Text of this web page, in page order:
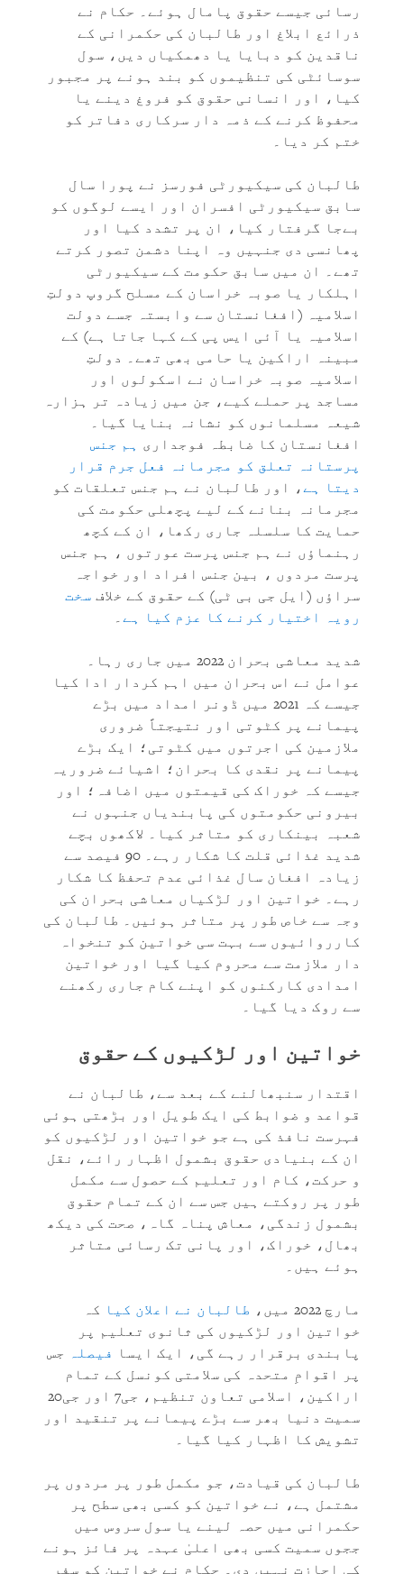
رسائی جیسے حقوق پامال ہوئے۔ حکام نے
ذرائع ابلاغ اور طالبان کی حکمرانی کے
ناقدین کو دبایا یا دھمکیاں دیں، سول
سوسائٹی کی تنظیموں کو بند ہونے پر مجبور
کیا، اور انسانی حقوق کو فروغ دینے یا
محفوظ کرنے کے ذمہ دار سرکاری دفاتر کو
ختم کر دیا۔
طالبان کی سیکیورٹی فورسز نے پورا سال
سابق سیکیورٹی افسران اور ایسے لوگوں کو
بےجا گرفتار کیا، ان پر تشدد کیا اور
پھانسی دی جنہیں وہ اپنا دشمن تصور کرتے
تھے۔ ان میں سابق حکومت کے سیکیورٹی
اہلکار یا صوبہ خراسان کے مسلح گروپ دولتِ
اسلامیہ (افغانستان سے وابستہ جسے دولت
اسلامیہ یا آئی ایس پی کے کہا جاتا ہے) کے
مبینہ اراکین یا حامی بھی تھے۔ دولتِ
اسلامیہ صوبہ خراسان نے اسکولوں اور
مساجد پر حملے کیے، جن میں زیادہ تر ہزارہ
شیعہ مسلمانوں کو نشانہ بنایا گیا۔
افغانستان کا ضابطہ فوجداری ہم جنس
پرستانہ تعلق کو مجرمانہ فعل جرم قرار
دیتا ہے، اور طالبان نے ہم جنس تعلقات کو
مجرمانہ بنانے کے لیے پچھلی حکومت کی
حمایت کا سلسلہ جاری رکھا، ان کے کچھ
رہنماؤں نے ہم جنس پرست عورتوں ، ہم جنس
پرست مردوں ، بین جنس افراد اور خواجہ
سراؤں (ایل جی بی ٹی) کے حقوق کے خلاف سخت
رویہ اختیار کرنے کا عزم کیا ہے۔
شدید معاشی بحران 2022 میں جاری رہا۔
عوامل نے اس بحران میں اہم کردار ادا کیا
جیسے کہ 2021 میں ڈونر امداد میں بڑے
پیمانے پر کٹوتی اور نتیجتاً ضروری
ملازمین کی اجرتوں میں کٹوتی؛ ایک بڑے
پیمانے پر نقدی کا بحران؛ اشیائے ضروریہ
جیسے کہ خوراک کی قیمتوں میں اضافہ؛ اور
بیرونی حکومتوں کی پابندیاں جنہوں نے
شعبہ بینکاری کو متاثر کیا۔ لاکھوں بچے
شدید غذائی قلت کا شکار رہے۔ 90 فیصد سے
زیادہ افغان سال غذائی عدم تحفظ کا شکار
رہے۔ خواتین اور لڑکیاں معاشی بحران کی
وجہ سے خاص طور پر متاثر ہوئیں۔ طالبان کی
کارروائیوں سے بہت سی خواتین کو تنخواہ
دار ملازمت سے محروم کیا گیا اور خواتین
امدادی کارکنوں کو اپنے کام جاری رکھنے
سے روک دیا گیا۔
خواتین اور لڑکیوں کے حقوق
اقتدار سنبھالنے کے بعد سے، طالبان نے
قواعد و ضوابط کی ایک طویل اور بڑھتی ہوئی
فہرست نافذ کی ہے جو خواتین اور لڑکیوں کو
ان کے بنیادی حقوق بشمول اظہار رائے، نقل
و حرکت، کام اور تعلیم کے حصول سے مکمل
طور پر روکتے ہیں جس سے ان کے تمام حقوق
بشمول زندگی، معاش پناہ گاہ، صحت کی دیکھ
بھال، خوراک، اور پانی تک رسائی متاثر
ہوئے ہیں۔
مارچ 2022 میں، طالبان نے اعلان کیا کہ
خواتین اور لڑکیوں کی ثانوی تعلیم پر
پابندی برقرار رہے گی، ایک ایسا فیصلہ جس
پر اقوامِ متحدہ کی سلامتی کونسل کے تمام
اراکین، اسلامی تعاون تنظیم، جی7 اور جی20
سمیت دنیا بھر سے بڑے پیمانے پر تنقید اور
تشویش کا اظہار کیا گیا۔
طالبان کی قیادت، جو مکمل طور پر مردوں پر
مشتمل ہے، نے خواتین کو کسی بھی سطح پر
حکمرانی میں حصہ لینے یا سول سروس میں
ججوں سمیت کسی بھی اعلیٰ عہدہ پر فائز ہونے
کی اجازت نہیں دی۔ حکام نے خواتین کو سفر